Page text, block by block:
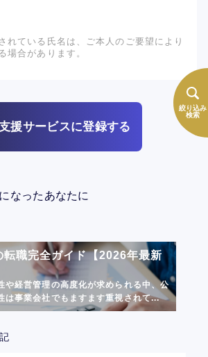
絞り込み
検索
れている氏名は、ご本人のご要望により
場合があります。
援サービスに登録する
なったあなたに
転職完全ガイド【2026年最新
や経営管理の高度化が求められる中、公
は事業会社でもますます重視されて...